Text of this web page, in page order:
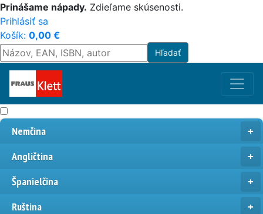
Prinášame nápady. Zdieľame skúsenosti.
Prihlásiť sa
Košík: 0,00 €
Nemčina
Angličtina
Španielčina
Ruština